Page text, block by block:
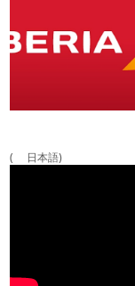
( 日本語)